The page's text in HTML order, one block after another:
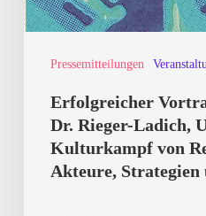
Pressemitteilungen
Uni
Tübingen:
Kulturkampf
Rechtsaußen:
Akteure,
Strategien
Erfolgreicher
Dr. Rieger-Ladich,
Kulturkampf von
Akteure,